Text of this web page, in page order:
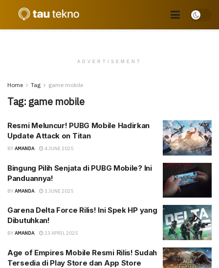
ADVERTISEMENT
Home Tag game mobile
Tag: game mobile
Resmi Meluncur! PUBG Mobile Hadirkan
Update Attack on Titan
BY AMANDA 4 JUNE 2025
Bingung Pilih Senjata di PUBG Mobile? Ini
Panduannya!
BY AMANDA 1 JUNE 2025
Garena Delta Force Rilis! Ini Spek HP yang
Dibutuhkan!
BY AMANDA 23 APRIL 2025
Age of Empires Mobile Resmi Rilis! Sudah
Tersedia di Play Store dan App Store